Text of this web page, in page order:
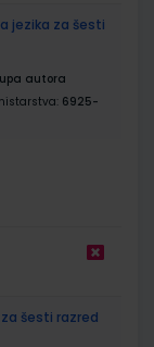
jezika za šesti
autora
6925-
za šesti razred